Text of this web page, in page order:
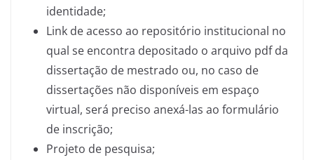
identidade;
Link de acesso ao repositório institucional no
qual se encontra depositado o arquivo pdf da
dissertação de mestrado ou, no caso de
dissertações não disponíveis em espaço
virtual, será preciso anexá-las ao formulário
de inscrição;
Projeto de pesquisa;